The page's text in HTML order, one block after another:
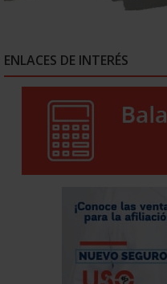
ENLACES DE INTERÉS